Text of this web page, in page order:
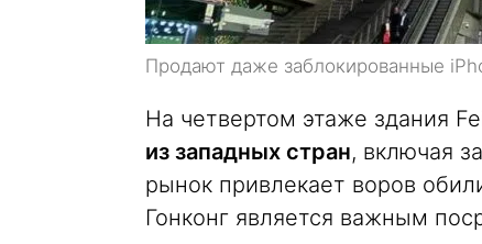
Продают даже заблокированные
На четвертом этаже здания
из западных стран, включая
рынок привлекает воров
Гонконг является важным